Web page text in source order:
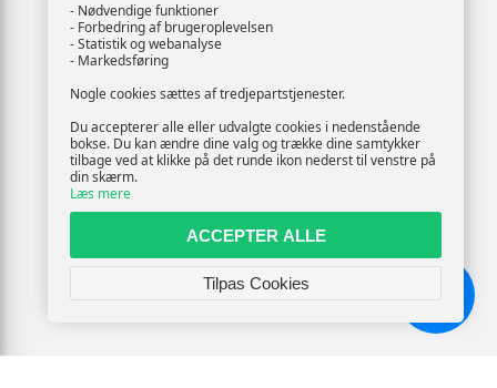
- Nødvendige funktioner
- Forbedring af brugeroplevelsen
- Statistik og webanalyse
- Markedsføring
Nogle cookies sættes af tredjepartstjenester.
Du accepterer alle eller udvalgte cookies i nedenstående
bokse. Du kan ændre dine valg og trække dine samtykker
tilbage ved at klikke på det runde ikon nederst til venstre på
din skærm.
Læs mere
ACCEPTER ALLE
Tilpas Cookies